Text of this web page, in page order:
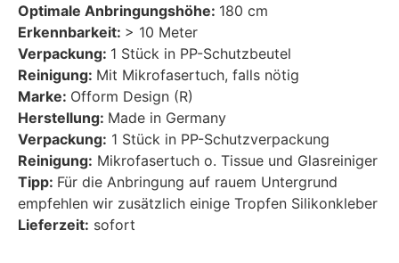
Optimale Anbringungshöhe: 180 cm
Erkennbarkeit: > 10 Meter
Verpackung: 1 Stück in PP-Schutzbeutel
Reinigung: Mit Mikrofasertuch, falls nötig
Marke: Ofform Design (R)
Herstellung: Made in Germany
Verpackung: 1 Stück in PP-Schutzverpackung
Reinigung: Mikrofasertuch o. Tissue und Glasreiniger
Tipp: Für die Anbringung auf rauem Untergrund
empfehlen wir zusätzlich einige Tropfen Silikonkleber
Lieferzeit: sofort